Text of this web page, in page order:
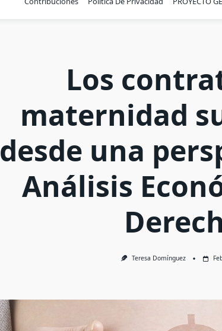
Los
maternidad
desde una
Análisis
Teresa Domínguez